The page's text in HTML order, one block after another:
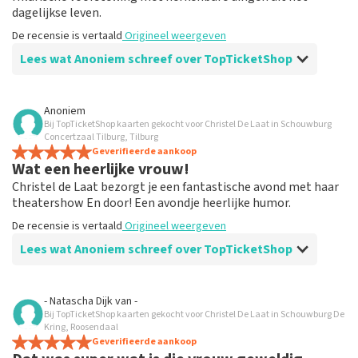
dagelijkse leven.
De recensie is vertaald Origineel weergeven
Lees wat Anoniem schreef over TopTicketShop
Beoordeling van Anoniem over
Goed maar veel te duren tickets
Alles was goed geregeld konden zelfs veranderen van
datum echt super tof maar de kanttekening is dat de
kaartjes worden verkocht voor het dubbelen van wat je
bij het theater kwijt bent . Snap dat er verdiend moet
worden maar zoveel ??
De recensie is vertaaldOrigineel weergeven
Beste klant, Bedankt voor het schrijven van een review
op onze website. Uw feedback vinden wij erg belangrijk.
U helpt ons zo onze dienstverlening te verbeteren en
ook helpt u andere consumenten met het maken van
Anoniem
Bij TopTicketShop kaarten gekocht voor Christel De Laat in Schouwburg
Concertzaal Tilburg, Tilburg
Geverifieerde aankoop
Wat een heerlijke vrouw!
Christel de Laat bezorgt je een fantastische avond met haar
theatershow En door! Een avondje heerlijke humor.
De recensie is vertaald Origineel weergeven
Lees wat Anoniem schreef over TopTicketShop
Beoordeling van Anoniem over
Prima
Makkelijk toegangbare webshop.
- Natascha Dijkvan -
Bij TopTicketShop kaarten gekocht voor Christel De Laat in Schouwburg De
Kring, Roosendaal
Geverifieerde aankoop